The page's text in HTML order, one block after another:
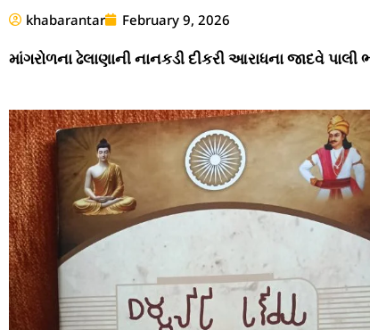
khabarantar February 9, 2026
માંગરોળના ઢેલાણાની નાનકડી દીકરી આરાધના જાદવે